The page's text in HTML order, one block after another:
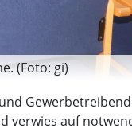
(Foto: gi)
verwies auf